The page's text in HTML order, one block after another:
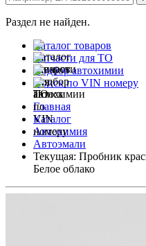
Раздел не найден.
Каталог товаров
Запчасти для ТО
Подбор автохимии
Поиск по VIN номеру
Главная
Каталог
Автохимия
Автоэмали
Текущая: Пробник
Белое облако